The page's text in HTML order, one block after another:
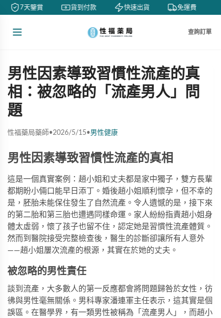
7天鑒賞 貨到付款 快速出貨 免運費
查詢訂單
男性因素導致習慣性流產的真
相：被忽略的「流產男人」問
題
性福藥局藥師•2026/5/15•男性健康
男性因素導致習慣性流產的真相
這是一個真實案例：趙小姐和丈夫都是家中獨子，雙方長輩
都期盼小倆口能早日添丁。婚後趙小姐順利懷孕，但不幸的
是，胚胎未能保住發生了自然流產。令人遺憾的是，接下來
的第二胎和第三胎也遭遇同樣命運。家人紛紛指責趙小姐身
體太虛弱，懷了孩子也留不住，認定她是習慣性流產體質。
然而到 醫院接受完整檢查後，醫生的診斷卻讓所有人意外
——趙小姐屢次流產的根源，其實在於她的丈夫。
被忽略的男性責任
談到流產，大多數人的第一反應都會將問題歸咎於女性，彷
彿與男性毫無關係。男科專家潘連軍主任表示，這其實是個
誤區。在醫學界，有一類男性被稱為「流產男人」，而趙小